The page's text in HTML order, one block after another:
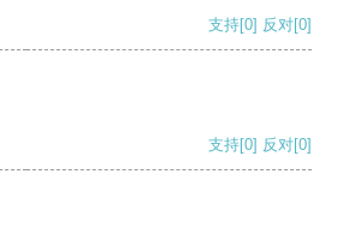
支持[0] 反对[0]
支持[0] 反对[0]